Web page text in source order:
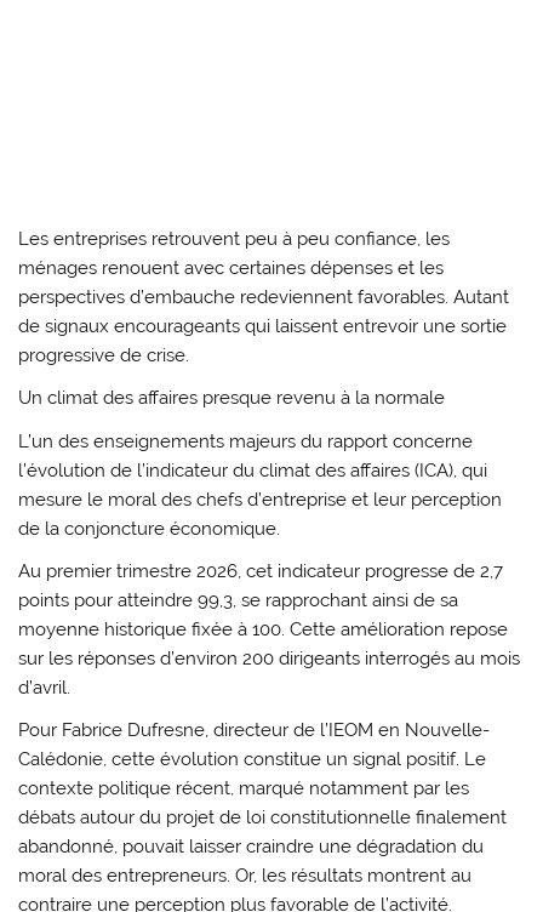
Les entreprises retrouvent peu à peu confiance, les
ménages renouent avec certaines dépenses et les
perspectives d’embauche redeviennent favorables. Autant
de signaux encourageants qui laissent entrevoir une sortie
progressive de crise.
Un climat des affaires presque revenu à la normale
L’un des enseignements majeurs du rapport concerne
l’évolution de l’indicateur du climat des affaires (ICA), qui
mesure le moral des chefs d’entreprise et leur perception
de la conjoncture économique.
Au premier trimestre 2026, cet indicateur progresse de 2,7
points pour atteindre 99,3, se rapprochant ainsi de sa
moyenne historique fixée à 100. Cette amélioration repose
sur les réponses d’environ 200 dirigeants interrogés au mois
d’avril.
Pour Fabrice Dufresne, directeur de l’IEOM en Nouvelle-
Calédonie, cette évolution constitue un signal positif. Le
contexte politique récent, marqué notamment par les
débats autour du projet de loi constitutionnelle finalement
abandonné, pouvait laisser craindre une dégradation du
moral des entrepreneurs. Or, les résultats montrent au
contraire une perception plus favorable de l’activité.